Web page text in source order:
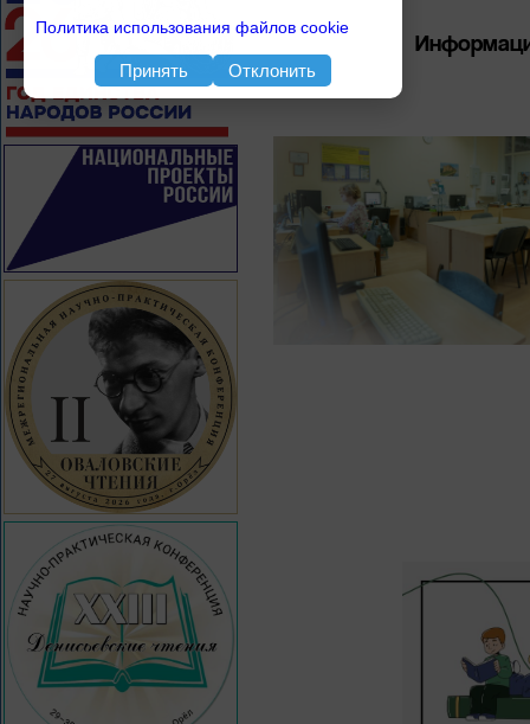
Политика использования файлов cookie
Принять Отклонить